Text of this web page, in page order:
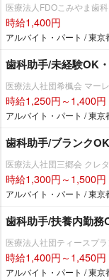
医療法人FDOこみやま歯科
時給1,400円
アルバイト・パート / 東京
歯科助手/未経験OK
医療法人社団希楓会 マー
時給1,250円～1,400円
アルバイト・パート / 東京
歯科助手/ブランク
医療法人社団三郷会 クレ
時給1,300円～1,500円
アルバイト・パート / 東京
歯科助手/扶養内勤
医療法人社団ティースプ
時給1,400円～1,450円
アルバイト・パート / 東京